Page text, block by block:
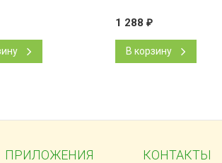
1 288 ₽
В корзину
ПРИЛОЖЕНИЯ КОНТАКТЫ